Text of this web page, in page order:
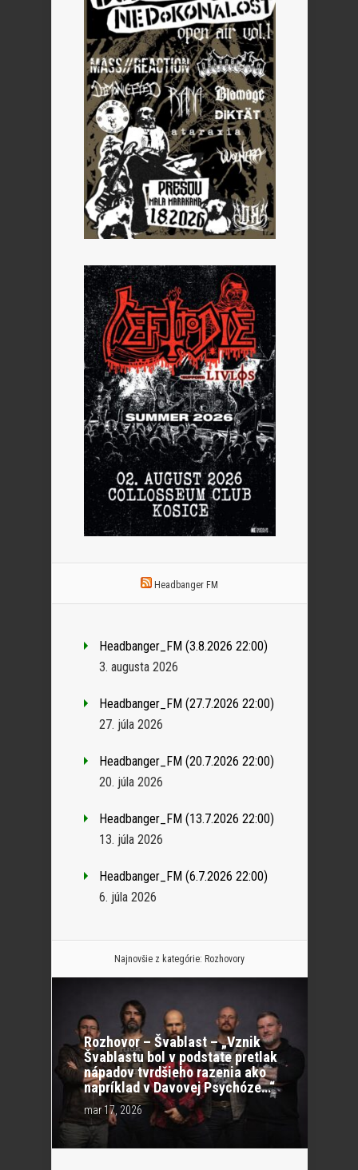
Headbanger FM
Headbanger_FM (3.8.2026 22:00)
3. augusta 2026
Headbanger_FM (27.7.2026 22:00)
27. júla 2026
Headbanger_FM (20.7.2026 22:00)
20. júla 2026
Headbanger_FM (13.7.2026 22:00)
13. júla 2026
Headbanger_FM (6.7.2026 22:00)
6. júla 2026
Najnovšie z kategórie: Rozhovory
Rozhovor – Švablast – „Vznik
Švablastu bol v podstate pretlak
nápadov tvrdšieho razenia ako
napríklad v Davovej Psychóze…“
mar 17, 2026